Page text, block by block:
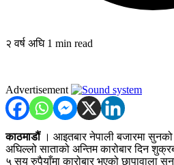
२ वर्ष अघि 1 min read
Advertisement
काठमाडौं। आइतबार नेपाली बजारमा
अघिल्लो साताको अन्तिम कारोबार दिन
५ सय रुपैयाँमा कारोबार भएको छापावाला